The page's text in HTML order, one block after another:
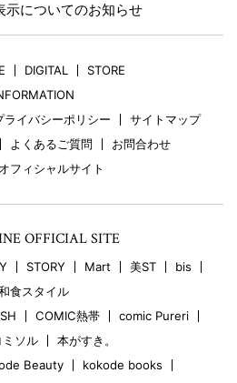
示についてのお知らせ
DIGITAL
STORE
ライバシーポリシー
サイトマップ
よくあるご質問
お問合わせ
フィシャルサイト
OFFICIAL SITE
STORY Mart 美ST
bis
食スタイル
COMIC熱帯
comic Pureri
ソル
本がすき。
Beauty
kokode books